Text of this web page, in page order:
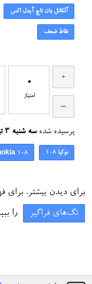
آلکاتل وان تاچ آیدل اکس
نقاط ضعف
0
امتیاز
پرسیده شده سه شنبه ۳ تیر ۱۳۹۳
نوکیا 108 108
برای دیدن بیشتر،
تگ‌های فراگیر را